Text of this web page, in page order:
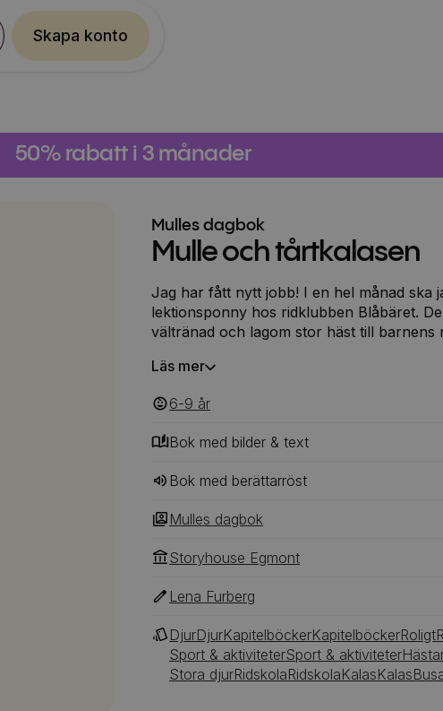
Skapa konto
50% rabatt i 3 månader
Mulles dagbok
Mulle och tårtkalasen
Jag har fått nytt jobb! I en hel månad ska
lektionsponny hos ridklubben Blåbäret.
vältränad och lagom stor häst till barnens
måste vara otroligt snäll och absolut inte
Läs mer
6-9 ‎‎ år
Bok med bilder & text
Bok med berättarröst
Mulles dagbok
Storyhouse Egmont
Lena Furberg
DjurDjurKapitelböckerKapitelböckerRoligt
Sport & aktiviteterSport & aktiviteter
Stora djurRidskolaRidskolaKalasKalas